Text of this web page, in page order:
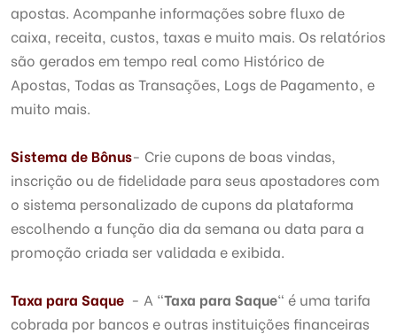
apostas. Acompanhe informações sobre fluxo de
caixa, receita, custos, taxas e muito mais. Os relatórios
são gerados em tempo real como Histórico de
Apostas, Todas as Transações, Logs de Pagamento, e
muito mais.
Sistema de Bônus- Crie cupons de boas vindas,
inscrição ou de fidelidade para seus apostadores com
o sistema personalizado de cupons da plataforma
escolhendo a função dia da semana ou data para a
promoção criada ser validada e exibida.
Taxa para Saque - A "Taxa para Saque" é uma tarifa
cobrada por bancos e outras instituições financeiras